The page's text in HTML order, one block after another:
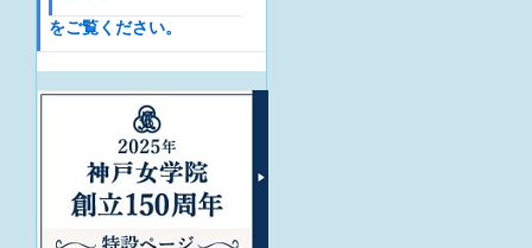
をご覧ください。